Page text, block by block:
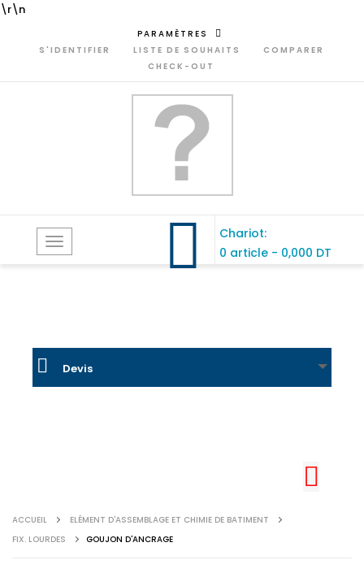
\r\n
PARAMÈTRES
S'IDENTIFIER
LISTE DE SOUHAITS
COMPARER
CHECK-OUT
Toggle
Chariot:
0 article - 0,000 DT
Devis
ACCUEIL
ELÉMENT D'ASSEMBLAGE ET CHIMIE DE BATIMENT
FIX. LOURDES
GOUJON D'ANCRAGE